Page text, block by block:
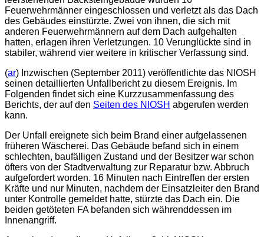
Feuerwehrmänner eingeschlossen und verletzt als das Dach
des Gebäudes einstürzte. Zwei von ihnen, die sich mit
anderen Feuerwehrmännern auf dem Dach aufgehalten
hatten, erlagen ihren Verletzungen. 10 Verunglückte sind in
stabiler, während vier weitere in kritischer Verfassung sind.
(ar) Inzwischen (September 2011) veröffentlichte das NIOSH
seinen detaillierten Unfallbericht zu diesem Ereignis. Im
Folgenden findet sich eine Kurzzusammenfassung des
Berichts, der auf den Seiten des NIOSH abgerufen werden
kann.
Der Unfall ereignete sich beim Brand einer aufgelassenen
früheren Wäscherei. Das Gebäude befand sich in einem
schlechten, baufälligen Zustand und der Besitzer war schon
öfters von der Stadtverwaltung zur Reparatur bzw. Abbruch
aufgefordert worden. 16 Minuten nach Eintreffen der ersten
Kräfte und nur Minuten, nachdem der Einsatzleiter den Brand
unter Kontrolle gemeldet hatte, stürzte das Dach ein. Die
beiden getöteten FA befanden sich währenddessen im
Innenangriff.